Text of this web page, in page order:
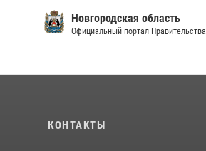
Новгородская область
Официальный портал Правительства
КОНТАКТЫ